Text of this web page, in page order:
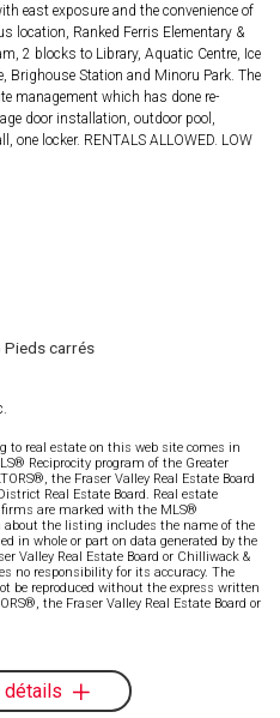
east exposure and the convenience of
location, Ranked Ferris Elementary &
2 blocks to Library, Aquatic Centre, Ice
Brighouse Station and Minoru Park. The
management which has done re-
door installation, outdoor pool,
one locker. RENTALS ALLOWED. LOW
Pieds carrés
to real estate on this web site comes in
Reciprocity program of the Greater
the Fraser Valley Real Estate Board
Real Estate Board. Real estate
are marked with the MLS®
about the listing includes the name of the
in whole or part on data generated by the
Valley Real Estate Board or Chilliwack &
no responsibility for its accuracy. The
be reproduced without the express written
the Fraser Valley Real Estate Board or
détails